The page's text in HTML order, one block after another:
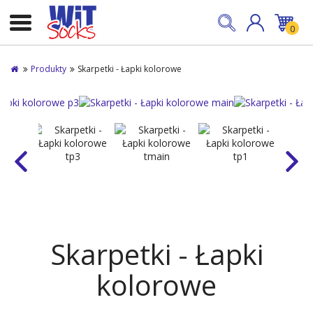
0
Produkty Skarpetki - Łapki kolorowe
Skarpetki - Łapki
kolorowe